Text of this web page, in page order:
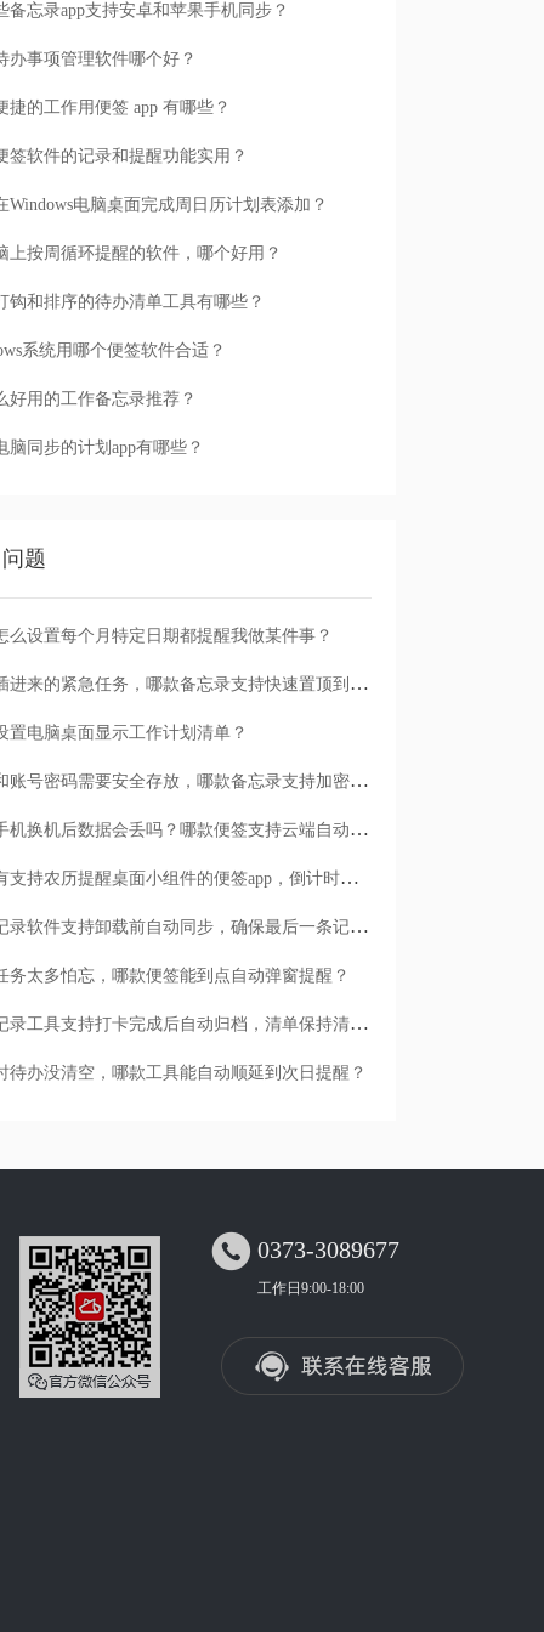
备忘录app支持安卓和苹果手机同步？
办事项管理软件哪个好？
捷的工作用便签 app 有哪些？
签软件的记录和提醒功能实用？
Windows电脑桌面完成周日历计划表添加？
上按周循环提醒的软件，哪个好用？
钩和排序的待办清单工具有哪些？
系统用哪个便签软件合适？
好用的工作备忘录推荐？
脑同步的计划app有哪些？
题
么设置每个月特定日期都提醒我做某件事？
临时插进来的紧急任务，哪款备忘录支持快速置顶到清单首位？
置电脑桌面显示工作计划清单？
日记和账号密码需要安全存放，哪款备忘录支持加密保护？
安卓手机换机后数据会丢吗？哪款便签支持云端自动备份？
有没有支持农历提醒桌面小组件的便签app，倒计时一目了然
哪款记录软件支持卸载前自动同步，确保最后一条记录不丢失？
务太多怕忘，哪款便签能到点自动弹窗提醒？
哪款记录工具支持打卡完成后自动归档，清单保持清爽？
待办没清空，哪款工具能自动顺延到次日提醒？
 0373-3089677
工作日9:00-18:00